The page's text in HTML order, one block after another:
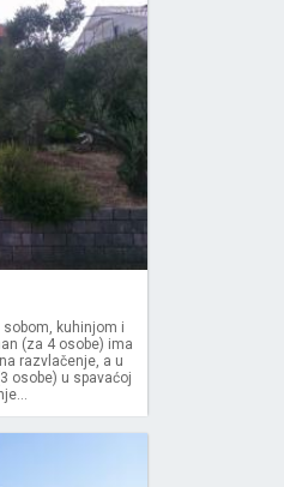
kuhinjom i
(za 4 osobe) ima
razvlačenje, a u
osobe) u spavaćoj